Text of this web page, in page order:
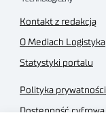
Kontakt z redakcją
O Mediach Logistyka
Statystyki portalu
Polityka prywatności
Dostępność cyfrowa